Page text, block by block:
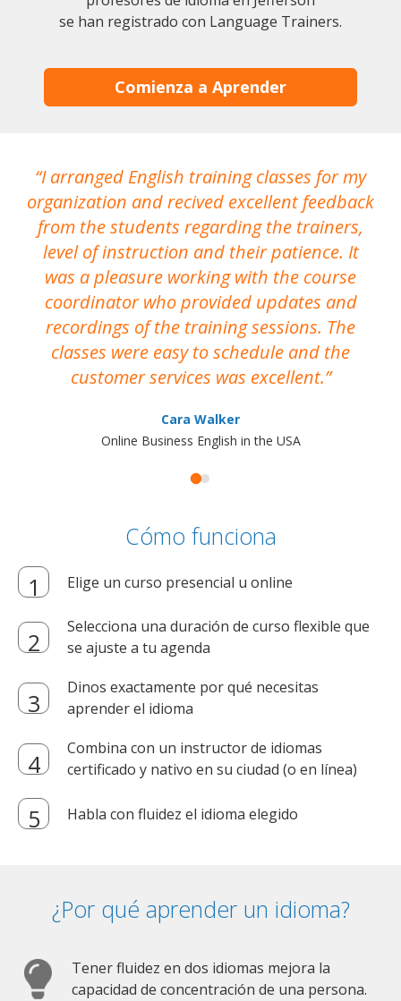
se han registrado con Language Trainers.
Comienza a Aprender
I arranged English training classes for my
organization and recived excellent feedback
from the students regarding the trainers,
level of instruction and their patience. It
was a pleasure working with the course
coordinator who provided updates and
recordings of the training sessions. The
classes were easy to schedule and the
customer services was excellent.
Cara Walker
Online Business English in the USA
Cómo funciona
Elige un curso presencial u online
Selecciona una duración de curso flexible que
se ajuste a tu agenda
Dinos exactamente por qué necesitas
aprender el idioma
Combina con un instructor de idiomas
certificado y nativo en su ciudad (o en línea)
Habla con fluidez el idioma elegido
¿Por qué aprender un idioma?
Tener fluidez en dos idiomas mejora la
capacidad de concentración de una persona.